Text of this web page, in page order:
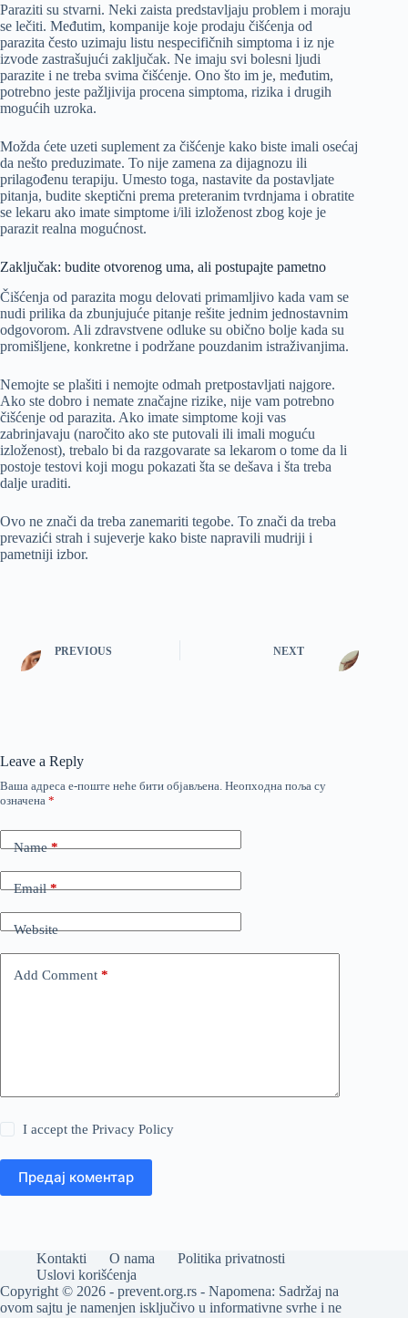
Paraziti su stvarni. Neki zaista predstavljaju problem i moraju
se lečiti. Međutim, kompanije koje prodaju čišćenja od
parazita često uzimaju listu nespecifičnih simptoma i iz nje
izvode zastrašujući zaključak. Ne imaju svi bolesni ljudi
parazite i ne treba svima čišćenje. Ono što im je, međutim,
potrebno jeste pažljivija procena simptoma, rizika i drugih
mogućih uzroka.
Možda ćete uzeti suplement za čišćenje kako biste imali osećaj
da nešto preduzimate. To nije zamena za dijagnozu ili
prilagođenu terapiju. Umesto toga, nastavite da postavljate
pitanja, budite skeptični prema preteranim tvrdnjama i obratite
se lekaru ako imate simptome i/ili izloženost zbog koje je
parazit realna mogućnost.
Zaključak: budite otvorenog uma, ali postupajte pametno
Čišćenja od parazita mogu delovati primamljivo kada vam se
nudi prilika da zbunjujuće pitanje rešite jednim jednostavnim
odgovorom. Ali zdravstvene odluke su obično bolje kada su
promišljene, konkretne i podržane pouzdanim istraživanjima.
Nemojte se plašiti i nemojte odmah pretpostavljati najgore.
Ako ste dobro i nemate značajne rizike, nije vam potrebno
čišćenje od parazita. Ako imate simptome koji vas
zabrinjavaju (naročito ako ste putovali ili imali moguću
izloženost), trebalo bi da razgovarate sa lekarom o tome da li
postoje testovi koji mogu pokazati šta se dešava i šta treba
dalje uraditi.
Ovo ne znači da treba zanemariti tegobe. To znači da treba
prevazići strah i sujeverje kako biste napravili mudriji i
pametniji izbor.
PREVIOUS NEXT
Leave a Reply
Ваша адреса е-поште неће бити објављена. Неопходна поља су
означена *
Name*
Email*
Website
Add Comment *
I accept thePrivacy Policy
Предај коментар
Kontakti O nama
Politika privatnosti
Uslovi korišćenja
Copyright © 2026 - prevent.org.rs - Napomena: Sadržaj na
ovom sajtu je namenjen isključivo u informativne svrhe i ne